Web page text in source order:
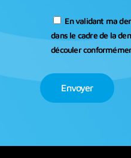
En validant ma
dans le cadre de la
découler